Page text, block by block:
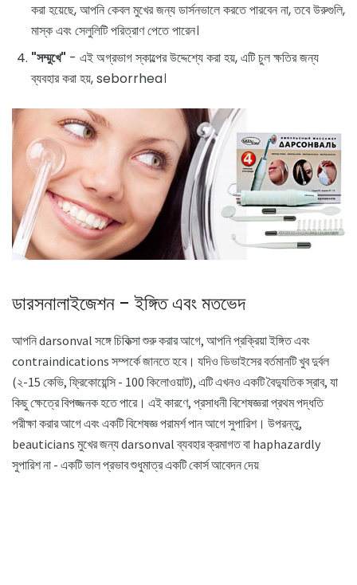
করা হয়েছে, আপনি কেবল মুখের জন্য ডার্সনভালে করতে পারবেন না, তবে উরুগুলি,
মাস্ক এবং সেলুলিটি পরিত্রাণ পেতে পারেন।
"সম্মুখে" - এই অগ্রভাগ স্কাল্পের উদ্দেশ্যে করা হয়, এটি চুল ক্ষতির জন্য
ব্যবহার করা হয়, seborrhea।
ডারসনালাইজেশন - ইঙ্গিত এবং মতভেদ
আপনি darsonval সঙ্গে চিকিত্সা শুরু করার আগে, আপনি প্রক্রিয়া ইঙ্গিত এবং
contraindications সম্পর্কে জানতে হবে। যদিও ডিভাইসের বর্তমানটি খুব দুর্বল
(২-15 কেভি, ফ্রিকোয়েন্সি - 100 কিলোওয়াট), এটি এখনও একটি বৈদ্যুতিক স্রাব, যা
কিছু ক্ষেত্রে বিপজ্জনক হতে পারে। এই কারণে, প্রসাধনী বিশেষজ্ঞরা প্রথম পদ্ধতি
পরীক্ষা করার আগে এবং একটি বিশেষজ্ঞ পরামর্শ পান আগে সুপারিশ। উপরন্তু,
beauticians মুখের জন্য darsonval ব্যবহার ক্রমাগত বা haphazardly
সুপারিশ না - একটি ভাল প্রভাব শুধুমাত্র একটি কোর্স আবেদন দেয়